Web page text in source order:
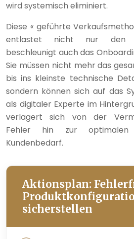
wird systemisch eliminiert.
Diese « geführte
entlastet nicht nur den
beschleunigt auch das
Sie müssen nicht mehr das
bis ins kleinste technische
sondern können sich auf das
als digitaler Experte im
verlagert sich von der
Fehler hin zur
Kundenbedarf.
Aktionsplan:
sicherstellen